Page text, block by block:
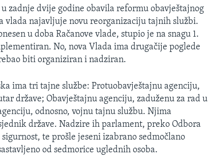
zadnje dvije godine obavila reformu obavještajnog
vlada najavljuje novu reorganizaciju tajnih službi.
u doba Račanove vlade, stupio je na snagu 1.
No, nova Vlada ima drugačije poglede
biti organiziran i nadziran.
ima tri tajne službe: Protuobavještajnu agenciju,
države; Obavještajnu agenciju, zaduženu za rad u
odnosno, vojnu tajnu službu. Njima
države. Nadzire ih parlament, preko Odbora
te prošle jeseni izabrano sedmočlano
od sedmorice uglednih osoba.